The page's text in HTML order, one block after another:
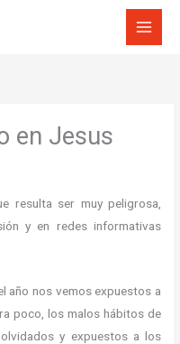
en Jesus
resulta ser muy peligrosa,
y en redes informativas
año nos vemos expuestos a
poco, los malos hábitos de
y expuestos a los